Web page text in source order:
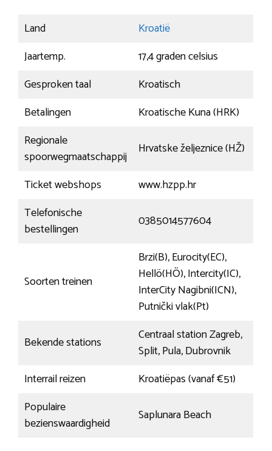
Land
Kroatië
Jaartemp.
17,4 graden celsius
Gesproken taal
Kroatisch
Betalingen
Kroatische Kuna (HRK)
Regionale
spoorwegmaatschappij
Hrvatske željeznice (HŽ)
Ticket webshops
www.hzpp.hr
Telefonische
bestellingen
0385014577604
Soorten treinen
Brzi(B), Eurocity(EC),
Hellö(HÖ), Intercity(IC),
InterCity Nagibni(ICN),
Putnički vlak(Pt)
Bekende stations
Centraal station Zagreb,
Split, Pula, Dubrovnik
Interrail reizen
Kroatiëpas (vanaf €51)
Populaire
bezienswaardigheid
Saplunara Beach